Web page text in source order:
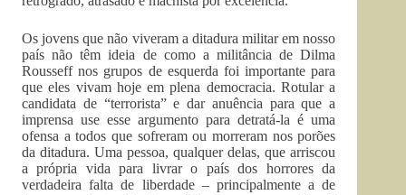
Os jovens que não viveram a ditadura militar em nosso
país não têm ideia de como a militância de Dilma
Rousseff nos grupos de esquerda foi importante para
que eles vivam hoje em plena democracia. Rotular a
candidata de “terrorista” e dar anuência para que a
imprensa use esse argumento para detratá-la é uma
ofensa a todos que sofreram ou morreram nos porões
da ditadura. Uma pessoa, qualquer delas, que arriscou
a própria vida para livrar o país dos horrores da
verdadeira falta de liberdade – principalmente a de